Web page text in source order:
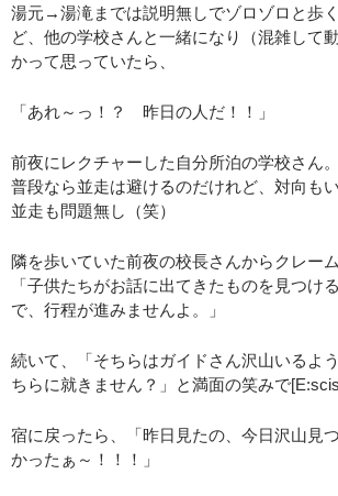
湯元→湯滝までは説明無しでゾロゾロと歩
ど、他の学校さんと一緒になり（混雑して
かって思っていたら、
「あれ～っ！？ 昨日の人だ！！」
前夜にレクチャーした自分所泊の学校さん。
普段なら並走は避けるのだけれど、対向も
並走も問題無し（笑）
隣を歩いていた前夜の校長さんからクレーム
「子供たちがお話に出てきたものを見つけ
で、行程が進みませんよ。」
続いて、「そちらはガイドさん沢山いるよ
ちらに就きません？」と満面の笑みで
宿に戻ったら、「昨日見たの、今日沢山見
かったぁ～！！！」